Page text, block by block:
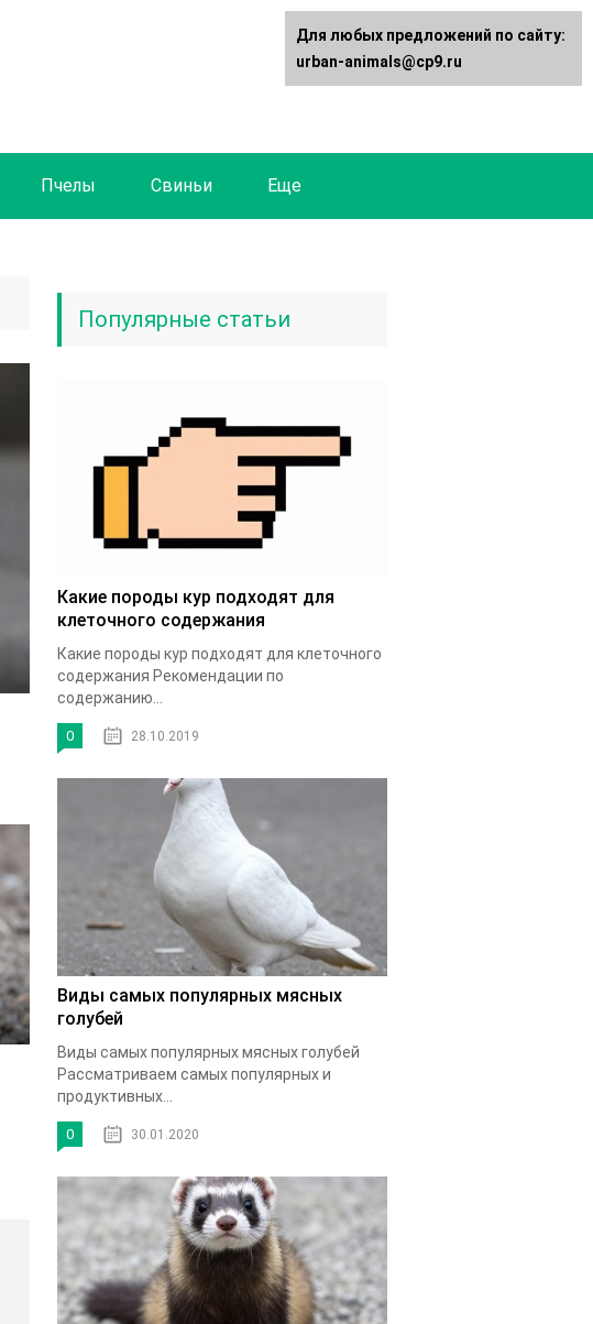
Пчелы Свиньи Еще
Популярные статьи
Какие породы кур подходят для
клеточного содержания
Какие породы кур подходят для клеточного
содержания Рекомендации по
содержанию...
0 28.10.2019
Виды самых популярных мясных
голубей
Виды самых популярных мясных голубей
Рассматриваем самых популярных и
продуктивных...
0 30.01.2020
Для любых предложений по сайту:
urban-animals@cp9.ru